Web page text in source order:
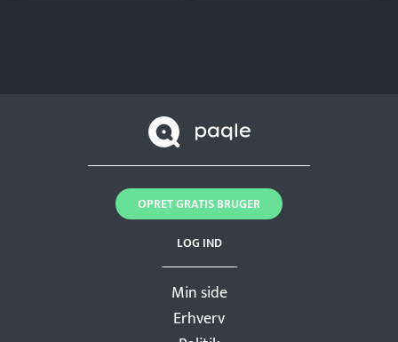
Min side
Erhverv
LOG IND
OPRET GRATIS BRUGER